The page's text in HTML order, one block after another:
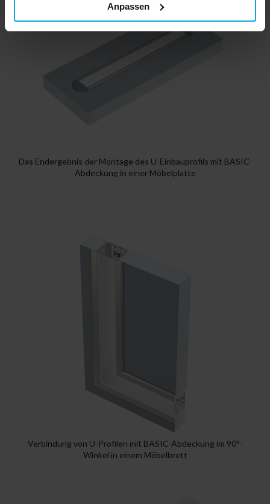
Anpassen
Das Endergebnis der Montage des U-Einbauprofils mit BASIC-
Abdeckung in einer Möbelplatte
Verbindung von U-Profilen mit BASIC-Abdeckung im 90°-
Winkel in einem Möbelbrett